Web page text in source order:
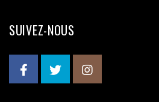
SUIVEZ-NOUS